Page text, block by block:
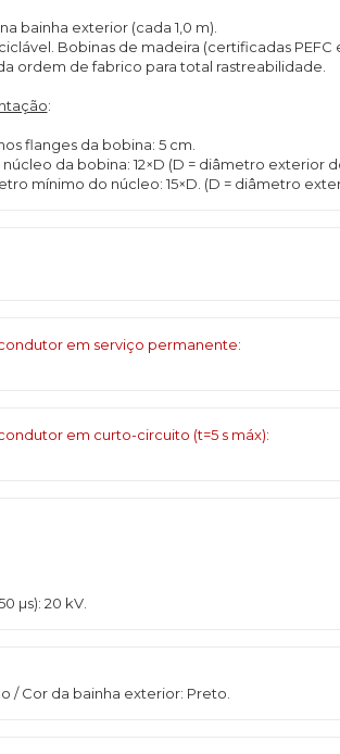
bainha exterior (cada 1,0 m).
Bobinas de madeira (certificadas PEFC
ordem de fabrico para total rastreabilidade.
:
flanges da bobina: 5 cm.
da bobina: 12×D (D = diâmetro exterior
mínimo do núcleo: 15×D. (D = diâmetro
em serviço permanente:
em curto-circuito (t=5 s máx):
µs): 20 kV.
/ Cor da bainha exterior: Preto.